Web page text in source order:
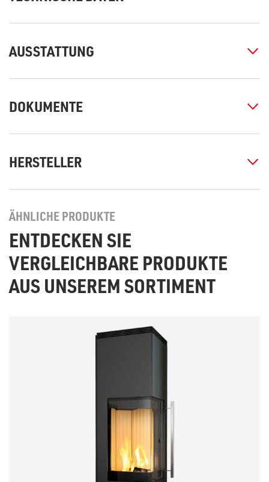
AUSSTATTUNG
DOKUMENTE
HERSTELLER
ÄHNLICHE PRODUKTE
ENTDECKEN SIE
VERGLEICHBARE PRODUKTE
AUS UNSEREM SORTIMENT